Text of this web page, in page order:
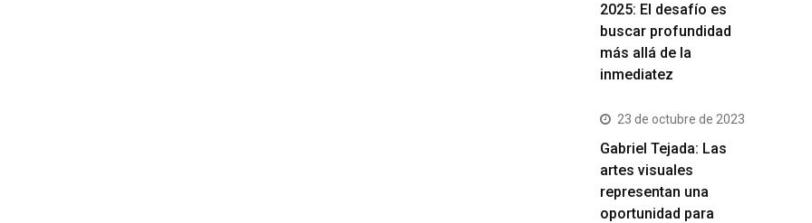
2025: El desafío es
buscar profundidad
más allá de la
inmediatez
23 de octubre de 2023
Gabriel Tejada: Las
artes visuales
representan una
oportunidad para